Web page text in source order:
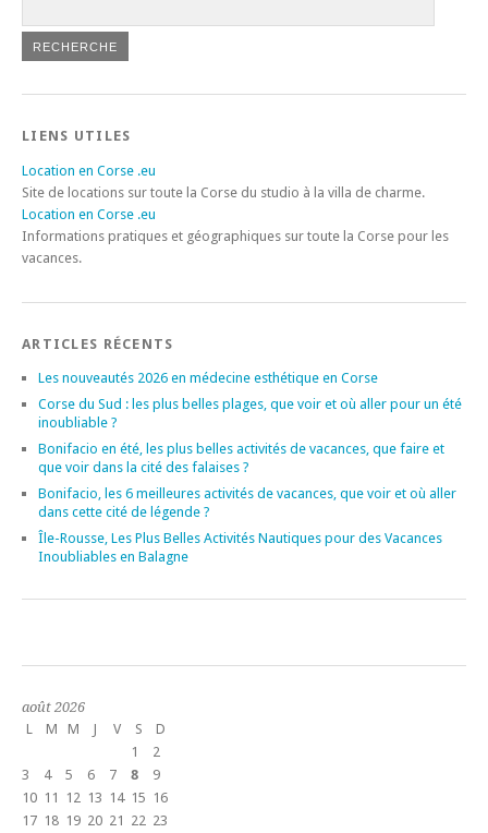
LIENS UTILES
Location en Corse .eu
Site de locations sur toute la Corse du studio à la villa de charme.
Location en Corse .eu
Informations pratiques et géographiques sur toute la Corse pour les
vacances.
ARTICLES RÉCENTS
Les nouveautés 2026 en médecine esthétique en Corse
Corse du Sud : les plus belles plages, que voir et où aller pour un été
inoubliable ?
Bonifacio en été, les plus belles activités de vacances, que faire et
que voir dans la cité des falaises ?
Bonifacio, les 6 meilleures activités de vacances, que voir et où aller
dans cette cité de légende ?
Île-Rousse, Les Plus Belles Activités Nautiques pour des Vacances
Inoubliables en Balagne
août 2026
L
M M J V S
D
1
2
3
4 5 6 7 8
9
10 11 12 13 14 15 16
17 18 19 20 21 22 23